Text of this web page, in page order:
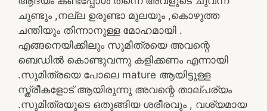
ചുണ്ടും ,നല്ല ഉരുണ്ടാ മുലയും ,കൊഴുത്ത
ചന്തിയും തിന്നാനുള്ള മോഹമായി .
എങ്ങനെയിക്കിലും സുമിത്രയെ അവന്റെ
ബെഡിൽ കൊണ്ടുവന്നു കളിക്കണം എന്നായി
.സുമിത്രയെ പോലെ mature ആയിട്ടുള്ള
സ്ത്രീകളോട് ആയിരുന്നു അവന്റെ താല്പര്യം
.സുമിത്രയുടെ ഒതുങ്ങിയ ശരീരവും , വശ്യമായ